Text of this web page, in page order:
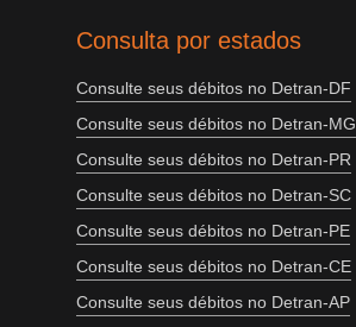
Consulta por estados
Consulte seus débitos no Detran-DF
Consulte seus débitos no Detran-MG
Consulte seus débitos no Detran-PR
Consulte seus débitos no Detran-SC
Consulte seus débitos no Detran-PE
Consulte seus débitos no Detran-CE
Consulte seus débitos no Detran-AP